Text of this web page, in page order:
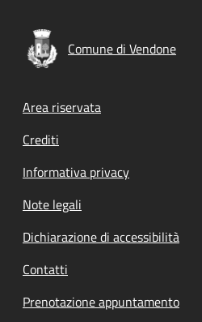
Comune di Vendone
Footer menu
Area riservata
Crediti
Informativa privacy
Note legali
Dichiarazione di accessibilità
Contatti
Prenotazione appuntamento